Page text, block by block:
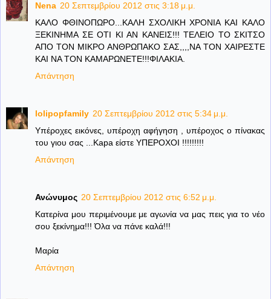
Nena 20 Σεπτεμβρίου 2012 στις 3:18 μ.μ.
ΚΑΛΟ ΦΘΙΝΟΠΩΡΟ...ΚΑΛΗ ΣΧΟΛΙΚΗ ΧΡΟΝΙΑ ΚΑΙ ΚΑΛΟ
ΞΕΚΙΝΗΜΑ ΣΕ ΟΤΙ ΚΙ ΑΝ ΚΑΝΕΙΣ!!! ΤΕΛΕΙΟ ΤΟ ΣΚΙΤΣΟ
ΑΠΟ ΤΟΝ ΜΙΚΡΟ ΑΝΘΡΩΠΑΚΟ ΣΑΣ,,,,ΝΑ ΤΟΝ ΧΑΙΡΕΣΤΕ
ΚΑΙ ΝΑ ΤΟΝ ΚΑΜΑΡΩΝΕΤΕ!!!ΦΙΛΑΚΙΑ.
Απάντηση
lolipopfamily 20 Σεπτεμβρίου 2012 στις 5:34 μ.μ.
Υπέροχες εικόνες, υπέροχη αφήγηση , υπέροχος ο πίνακας
του γιου σας ...Kapa είστε ΥΠΕΡΟΧΟΙ !!!!!!!!!
Απάντηση
Ανώνυμος 20 Σεπτεμβρίου 2012 στις 6:52 μ.μ.
Κατερίνα μου περιμένουμε με αγωνία να μας πεις για το νέο
σου ξεκίνημα!!! Όλα να πάνε καλά!!!
Μαρία
Απάντηση